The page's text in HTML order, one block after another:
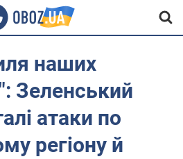
наших
Зеленський
атаки по
регіону й